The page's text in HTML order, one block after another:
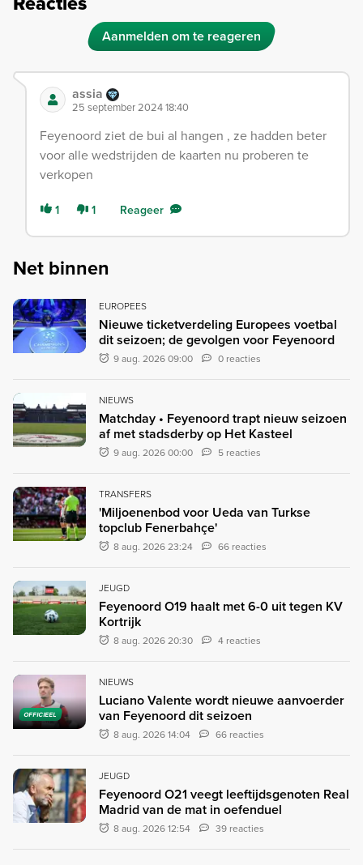
Aanmelden om te reageren
assia
25 september 2024 18:40
Feyenoord ziet de bui al hangen , ze hadden beter
voor alle wedstrijden de kaarten nu proberen te
verkopen
1 1 Reageer
Net binnen
EUROPEES
Nieuwe ticketverdeling Europees voetbal
dit seizoen; de gevolgen voor Feyenoord
9 aug. 2026 09:00 0 reacties
NIEUWS
Matchday • Feyenoord trapt nieuw seizoen
af met stadsderby op Het Kasteel
9 aug. 2026 00:00 5 reacties
TRANSFERS
'Miljoenenbod voor Ueda van Turkse
topclub Fenerbahçe'
8 aug. 2026 23:24 66 reacties
JEUGD
Feyenoord O19 haalt met 6-0 uit tegen KV
Kortrijk
8 aug. 2026 20:30 4 reacties
OFFICIEEL
NIEUWS
Luciano Valente wordt nieuwe aanvoerder
van Feyenoord dit seizoen
8 aug. 2026 14:04 66 reacties
JEUGD
Feyenoord O21 veegt leeftijdsgenoten Real
Madrid van de mat in oefenduel
8 aug. 2026 12:54 39 reacties